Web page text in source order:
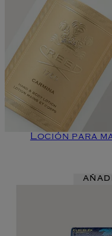
Loción para